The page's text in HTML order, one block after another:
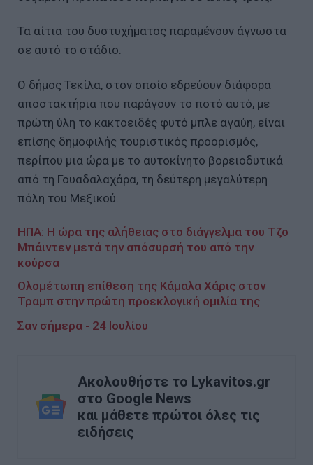
Τα αίτια του δυστυχήματος παραμένουν άγνωστα
σε αυτό το στάδιο.
Ο δήμος Τεκίλα, στον οποίο εδρεύουν διάφορα
αποστακτήρια που παράγουν το ποτό αυτό, με
πρώτη ύλη το κακτοειδές φυτό μπλε αγαύη, είναι
επίσης δημοφιλής τουριστικός προορισμός,
περίπου μια ώρα με το αυτοκίνητο βορειοδυτικά
από τη Γουαδαλαχάρα, τη δεύτερη μεγαλύτερη
πόλη του Μεξικού.
ΗΠΑ: Η ώρα της αλήθειας στο διάγγελμα του Τζο
Μπάιντεν μετά την απόσυρσή του από την
κούρσα
Ολομέτωπη επίθεση της Κάμαλα Χάρις στον
Τραμπ στην πρώτη προεκλογική ομιλία της
Σαν σήμερα - 24 Ιουλίου
Ακολουθήστε το Lykavitos.gr
στο Google News
και μάθετε πρώτοι όλες τις
ειδήσεις